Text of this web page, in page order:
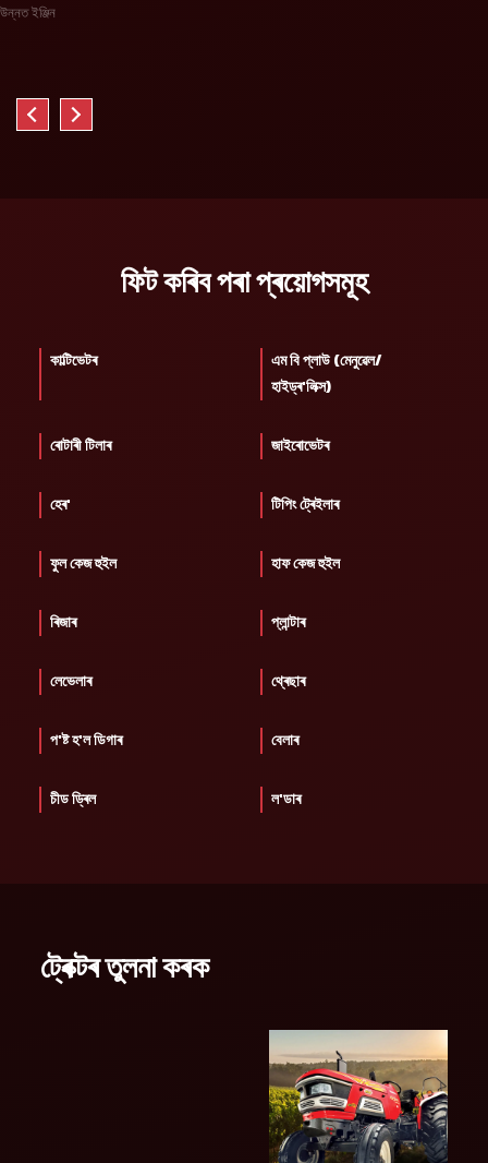
উন্নত ইঞ্জিন
ফিট কৰিব পৰা প্ৰয়োগসমূহ
কাল্টিভেটৰ
এম বি প্লাউ (মেনুৱেল/
হাইড্ৰ'লিক্স)
ৰোটাৰী টিলাৰ জাইৰোভেটৰ
হেৰ' টিপিং ট্ৰেইলাৰ
ফুল কেজ হুইল হাফ কেজ হুইল
ৰিজাৰ প্লান্টাৰ
লেভেলাৰ থ্ৰেছাৰ
প'ষ্ট হ'ল ডিগাৰ বেলাৰ
চীড ড্ৰিল ল'ডাৰ
ট্ৰেক্টৰ তুলনা কৰক